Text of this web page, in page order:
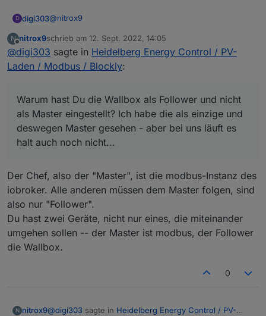
D digi303@nitrox9
Hallo,
ich habe die Aufgabe die Heidelberg-WB für meinen
lieben Nachbarn in sein Smarthome (HA) zu
Grundsätzlich ist mir die Angelegenheit eigentlich klar,
wobei wir noch mit den Details kämpfen. Der
eingesetzte Adapter (elfin EW11 WIFI) ist sehr zickig.
Eine Frage habe ich:
Master eingestellt? Ich habe die als einzige und
deswegen Master gesehen - aber bei uns läuft es halt
auch noch nicht...
N
Offline
nitrox9schrieb am 12. Sept. 2022, 14:05
zuletzt editiert von
@digi303 sagte in Heidelberg Energy Control / PV-
Laden / Modbus / Blockly:
Warum hast Du die Wallbox als Follower und nicht
als Master eingestellt? Ich habe die als einzige und
deswegen Master gesehen - aber bei uns läuft es
halt auch noch nicht...
Der Chef, also der "Master", ist die modbus-Instanz des
iobroker. Alle anderen müssen dem Master folgen, sind
also nur "Follower".
Du hast zwei Geräte, nicht nur eines, die miteinander
umgehen sollen -- der Master ist modbus, der Follower
die Wallbox.
0
N nitrox9@digi303 sagte in Heidelberg Energy Control / PV-